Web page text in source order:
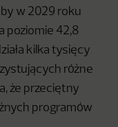
by w 2029 roku
poziomie 42,8
kilka tysięcy
różne
że przeciętny
programów